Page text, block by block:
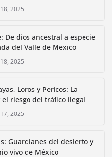
2025
De dios ancestral a especie
del Valle de México
2025
Loros y Pericos: La
el riesgo del tráfico ilegal
2025
Guardianes del desierto y
vivo de México